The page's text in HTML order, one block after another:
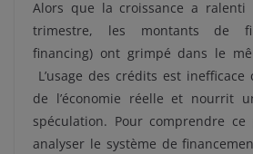
Alors que la croissance a ralenti
trimestre, les montants de
financing) ont grimpé dans le
L’usage des crédits est
de l’économie réelle et nourrit
spéculation. Pour comprendre
analyser le système de